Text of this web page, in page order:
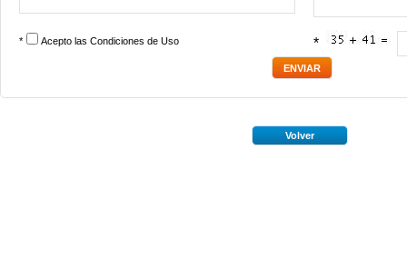
* Acepto las Condiciones de Uso *
Volver